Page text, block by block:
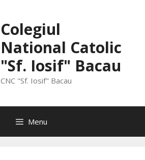
Colegiul
National Catolic
"Sf. Iosif" Bacau
CNC "Sf. Iosif" Bacau
Menu